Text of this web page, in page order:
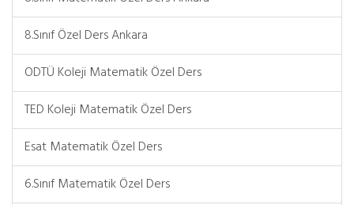
8.Sınıf Özel Ders Ankara
ODTÜ Koleji Matematik Özel Ders
TED Koleji Matematik Özel Ders
Esat Matematik Özel Ders
6.Sınıf Matematik Özel Ders